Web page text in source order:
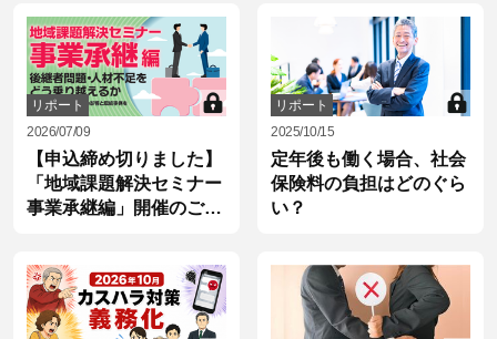
リポート
2026/07/09
【申込締め切りました】
「地域課題解決セミナー
事業承継編」開催のご案
リポート
2025/10/15
定年後も働く場合、社会
保険料の負担はどのぐら
い？